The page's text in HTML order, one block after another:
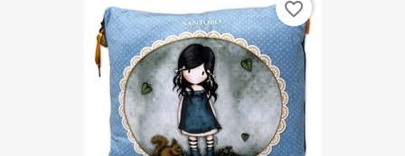
favorite_border